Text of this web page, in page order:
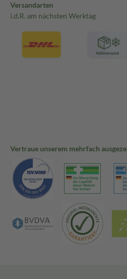
Versandarten
i.d.R. am nächsten Werktag
Vertraue unserem mehrfach